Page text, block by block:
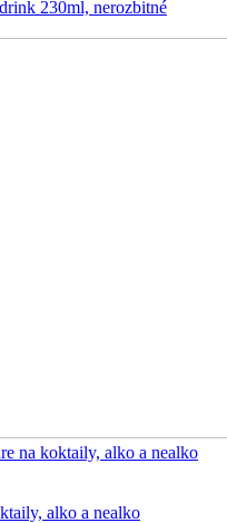
230ml, nerozbitné
na koktaily, alko a nealko
alko a nealko